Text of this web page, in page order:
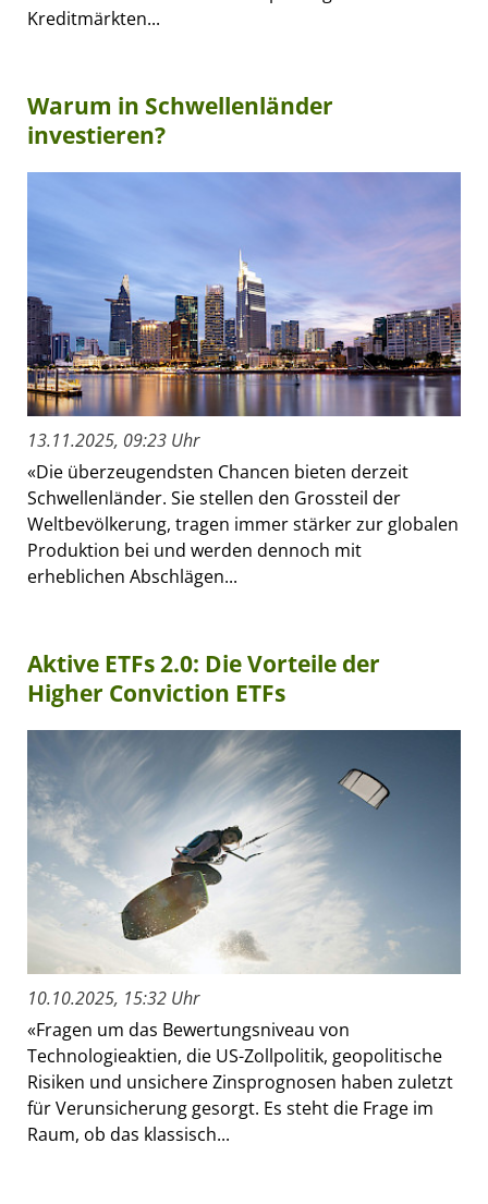
Kreditmärkten...
Warum in Schwellenländer
investieren?
13.11.2025, 09:23 Uhr
«Die überzeugendsten Chancen bieten derzeit
Schwellenländer. Sie stellen den Grossteil der
Weltbevölkerung, tragen immer stärker zur globalen
Produktion bei und werden dennoch mit
erheblichen Abschlägen...
Aktive ETFs 2.0: Die Vorteile der
Higher Conviction ETFs
10.10.2025, 15:32 Uhr
«Fragen um das Bewertungsniveau von
Technologieaktien, die US-Zollpolitik, geopolitische
Risiken und unsichere Zinsprognosen haben zuletzt
für Verunsicherung gesorgt. Es steht die Frage im
Raum, ob das klassisch...